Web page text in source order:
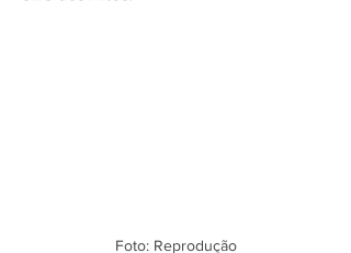
Foto: Reprodução